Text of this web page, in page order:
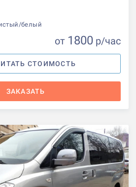
белый
от 1800 р/час
СТОИМОСТЬ
ЗАКАЗАТЬ